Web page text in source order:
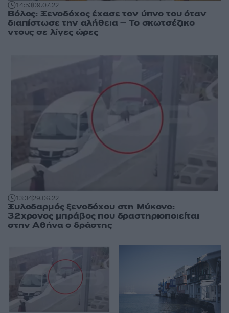
14:5309.07.22
Βόλος: Ξενοδόχος έχασε τον ύπνο του όταν
διαπίστωσε την αλήθεια – Το σκωτσέζικο
ντους σε λίγες ώρες
13:3429.06.22
Ξυλοδαρμός ξενοδόχου στη Μύκονο:
32χρονος μπράβος που δραστηριοποιείται
στην Αθήνα ο δράστης